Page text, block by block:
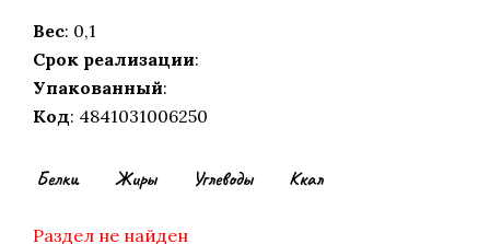
Вес: 0,1
Срок реализации:
Упакованный:
Код: 4841031006250
Белки Жиры Углеводы Ккал
Раздел не найден